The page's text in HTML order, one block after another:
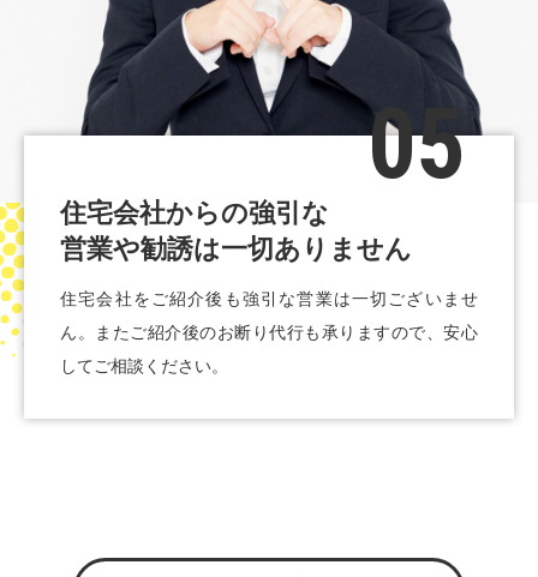
05
住宅会社からの強引な
営業や勧誘は一切ありません
住宅会社をご紹介後も強引な営業は一切ございませ
ん。またご紹介後のお断り代行も承りますので、安心
してご相談ください。